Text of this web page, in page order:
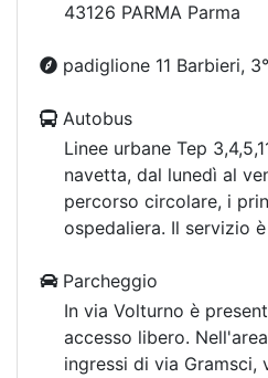
43126 PARMA Parma
padiglione 11 Barbieri,
Autobus
Linee urbane Tep
navetta, dal lunedì al
percorso circolare, i
ospedaliera. Il servizio
Parcheggio
In via Volturno è
accesso libero.
ingressi di via Gramsci,